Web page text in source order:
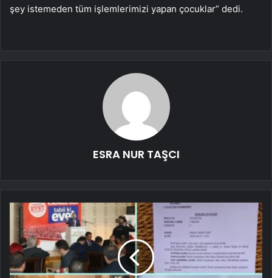
şey istemeden tüm işlemlerimizi yapan çocuklar” dedi.
ESRA NUR TAŞCI